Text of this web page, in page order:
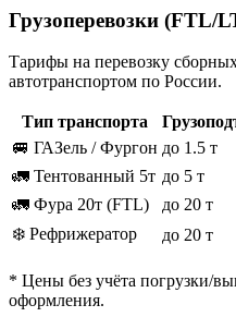
Грузоперевозки (FTL/
Тарифы на перевозку
автотранспортом по России.
Тип транспорта
🚐 ГАЗель / Фургон до 1.5 т
🚛 Тентованный 5т до 5 т
🚛 Фура 20т (FTL)
до 20 т
❄️ Рефрижератор
до 20 т
* Цены без учёта погрузки/
оформления.